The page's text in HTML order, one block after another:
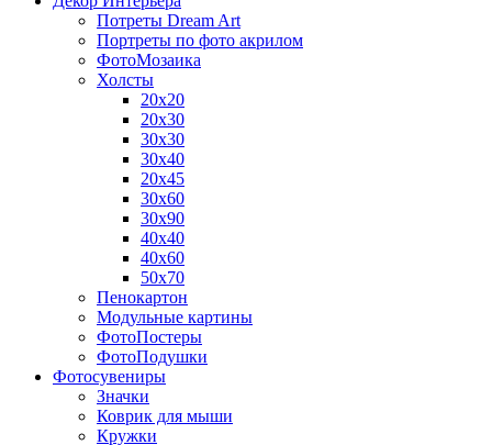
Потреты Dream Art
Портреты по фото акрилом
ФотоМозаика
Холсты
20х20
20х30
30х30
30х40
20х45
30х60
30х90
40х40
40х60
50х70
Пенокартон
Модульные картины
ФотоПостеры
ФотоПодушки
Фотоcувениры
Значки
Коврик для мыши
Кружки